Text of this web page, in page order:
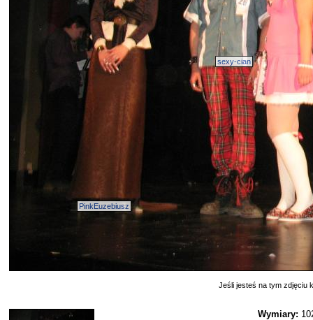
PinkEuzebiusz
sexy-cian
Jeśli jesteś na tym zdjęciu
Wymiary: